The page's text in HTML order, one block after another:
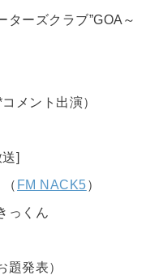
ターズクラブ”GOA～
メント出演）
]
FM NACK5）
っくん
発表）